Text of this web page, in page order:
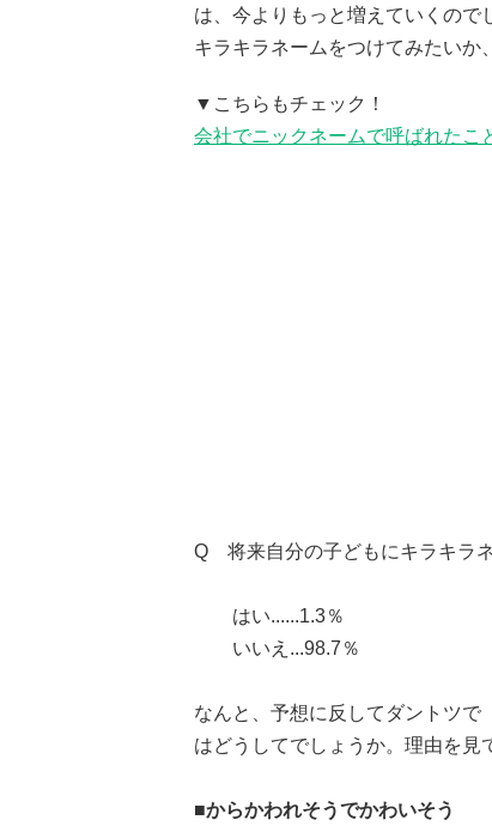
は、今よりもっと増えていくので
キラキラネームをつけてみたいか
▼こちらもチェック！
会社でニックネームで呼ばれたこ
Q 将来自分の子どもにキラキラ
はい......1.3％
いいえ...98.7％
なんと、予想に反してダントツ
はどうしてでしょうか。理由を見
■からかわれそうでかわいそう